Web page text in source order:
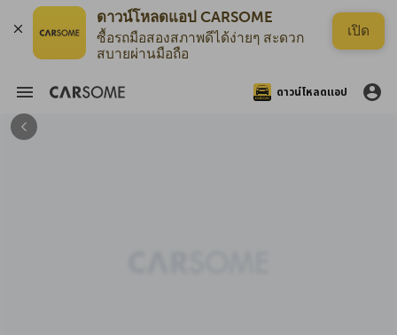
ดาวน์โหลดแอป CARSOME
ซื้อรถมือสองสภาพดีได้ง่ายๆ สะดวก
สบายผ่านมือถือ
เปิด
ดาวน์โหลดแอป